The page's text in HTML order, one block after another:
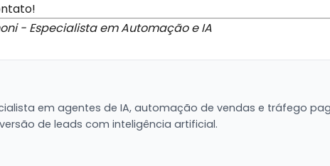
- Especialista em Automação e IA
em agentes de IA, automação de vendas e tráfego
de leads com inteligência artificial.